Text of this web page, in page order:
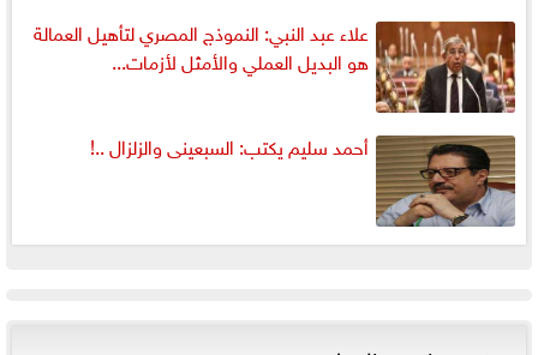
علاء عبد النبي: النموذج المصري لتأهيل العمالة
هو البديل العملي والأمثل لأزمات...
أحمد سليم يكتب: السبعينى والزلزال ..!